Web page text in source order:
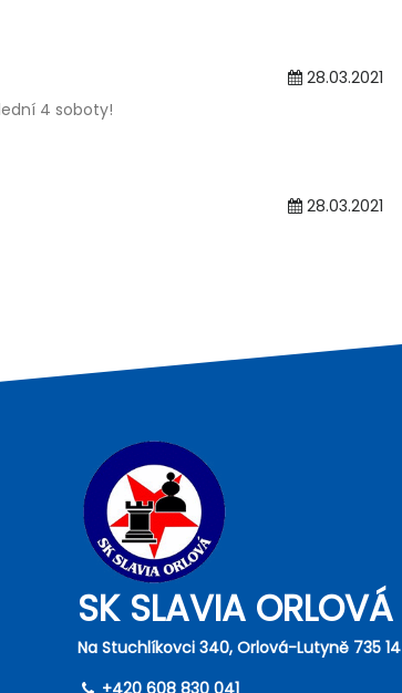
28.03.2021
4 soboty!
28.03.2021
SK SLAVIA ORLOVÁ
Na Stuchlíkovci 340, Orlová-Lutyně 735 14